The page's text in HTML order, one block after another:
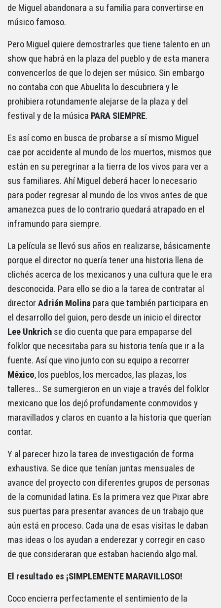
de Miguel abandonara a su familia para convertirse en
músico famoso.
Pero Miguel quiere demostrarles que tiene talento en un
show que habrá en la plaza del pueblo y de esta manera
convencerlos de que lo dejen ser músico. Sin embargo
no contaba con que Abuelita lo descubriera y le
prohibiera rotundamente alejarse de la plaza y del
festival y de la música PARA SIEMPRE.
Es así como en busca de probarse a sí mismo Miguel
cae por accidente al mundo de los muertos, mismos que
están en su peregrinar a la tierra de los vivos para ver a
sus familiares. Ahí Miguel deberá hacer lo necesario
para poder regresar al mundo de los vivos antes de que
amanezca pues de lo contrario quedará atrapado en el
inframundo para siempre.
La película se llevó sus años en realizarse, básicamente
porque el director no quería tener una historia llena de
clichés acerca de los mexicanos y una cultura que le era
desconocida. Para ello se dio a la tarea de contratar al
director Adrián Molina para que también participara en
el desarrollo del guion, pero desde un inicio el director
Lee Unkrich se dio cuenta que para empaparse del
folklor que necesitaba para su historia tenía que ir a la
fuente. Así que vino junto con su equipo a recorrer
México, los pueblos, los mercados, las plazas, los
talleres… Se sumergieron en un viaje a través del folklor
mexicano que los dejó profundamente conmovidos y
maravillados y claros en cuanto a la historia que querían
contar.
Y al parecer hizo la tarea de investigación de forma
exhaustiva. Se dice que tenían juntas mensuales de
avance del proyecto con diferentes grupos de personas
de la comunidad latina. Es la primera vez que Pixar abre
sus puertas para presentar avances de un trabajo que
aún está en proceso. Cada una de esas visitas le daban
mas ideas o los ayudan a enderezar y corregir en caso
de que consideraran que estaban haciendo algo mal.
El resultado es ¡SIMPLEMENTE MARAVILLOSO!
Coco encierra perfectamente el sentimiento de la